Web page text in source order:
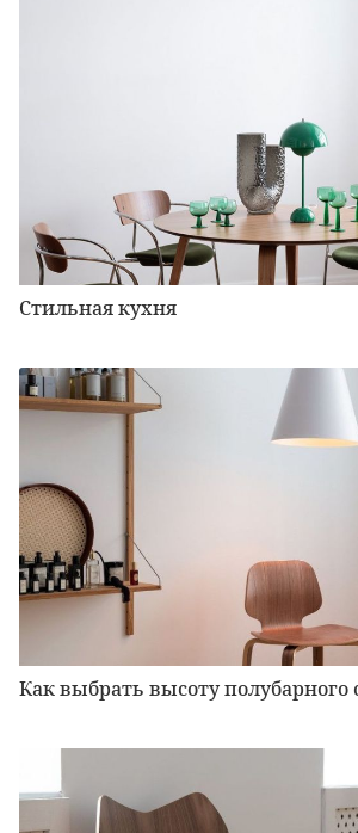
Стильная кухня
Как выбрать высоту полубарного